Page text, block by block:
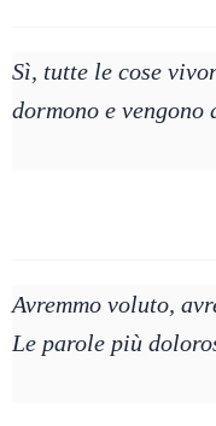
Sì, tutte le cose
dormono e vengono
Avremmo voluto,
Le parole più